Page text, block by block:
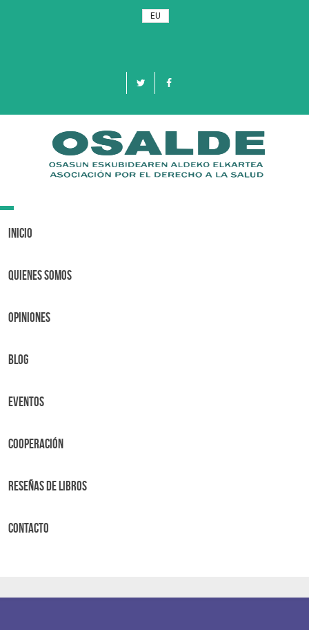
EU
Toggle
Inicio
Quienes Somos
OPINIONES
BLOG
Eventos
Cooperación
Reseñas de libros
Contacto